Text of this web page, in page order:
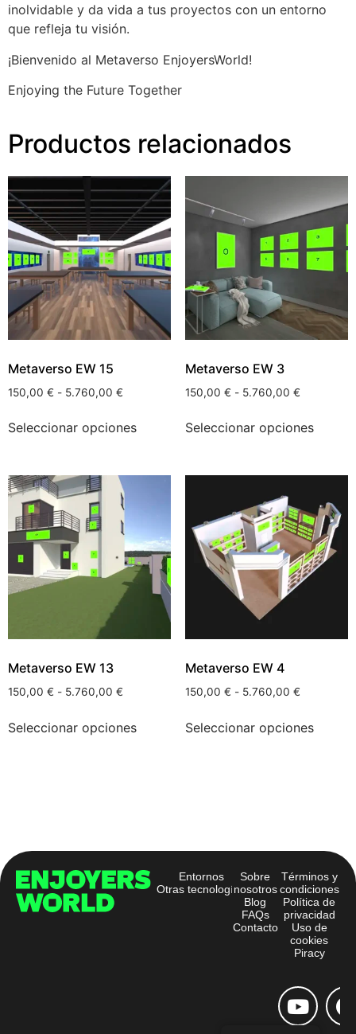
inolvidable y da vida a tus proyectos con un entorno
que refleja tu visión.
¡Bienvenido al Metaverso EnjoyersWorld!
Enjoying the Future Together
Productos relacionados
Metaverso EW 15
150,00 € - 5.760,00 €
Seleccionar opciones
Metaverso EW 3
150,00 € - 5.760,00 €
Seleccionar opciones
Metaverso EW 13
150,00 € - 5.760,00 €
Seleccionar opciones
Metaverso EW 4
150,00 € - 5.760,00 €
Seleccionar opciones
Entornos
Otras tecnologías
Sobre
nosotros
Blog
FAQs
Contacto
Términos y
condiciones
Política de
privacidad
Uso de
cookies
Piracy